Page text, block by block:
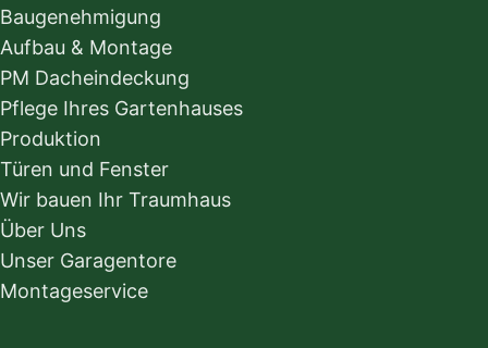
Baugenehmigung
Aufbau & Montage
PM Dacheindeckung
Pflege Ihres Gartenhauses
Produktion
Türen und Fenster
Wir bauen Ihr Traumhaus
Über Uns
Unser Garagentore
Montageservice